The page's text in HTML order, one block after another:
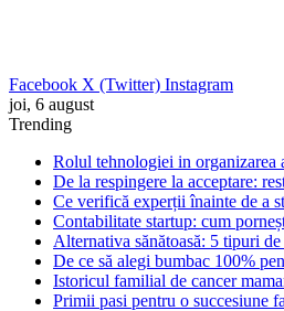
Facebook X (Twitter) Instagram
joi, 6 august
Trending
Rolul tehnologiei in
De la respingere la acceptare:
Ce verifică experții înainte de a
Contabilitate startup: cum
Alternativa sănătoasă: 5 tipuri
De ce să alegi bumbac 100%
Istoricul familial de cancer
Primii pasi pentru o succesiune